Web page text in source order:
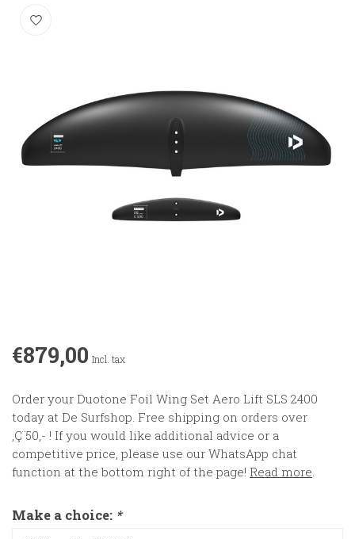
€879,00 Incl. tax
Order your Duotone Foil Wing Set Aero Lift SLS 2400
today at De Surfshop. Free shipping on orders over
‚Ç¨50,- ! If you would like additional advice or a
competitive price, please use our WhatsApp chat
function at the bottom right of the page! Read more.
Make a choice: *